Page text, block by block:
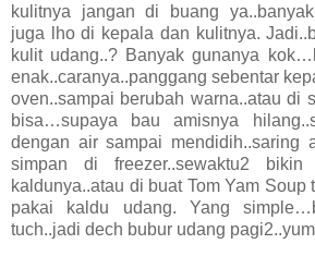
kulitnya jangan di buang
juga lho di kepala dan kulitnya.
kulit udang..? Banyak gunanya
enak..caranya..panggang sebentar
oven..sampai berubah warna..atau di
bisa…supaya bau amisnya
dengan air sampai mendidih..saring
simpan di freezer..sewaktu2
kaldunya..atau di buat Tom Yam Soup
pakai kaldu udang. Yang
tuch..jadi dech bubur udang